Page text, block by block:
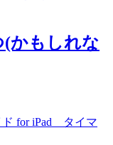
(かもしれな
for iPad タイマ